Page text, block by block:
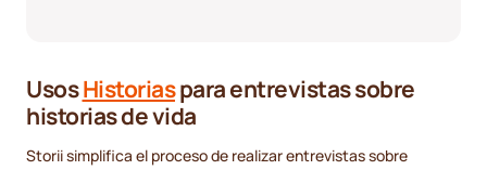
UsosHistoriaspara entrevistas sobre
historias de vida
Storii simplifica el proceso de realizar entrevistas sobre